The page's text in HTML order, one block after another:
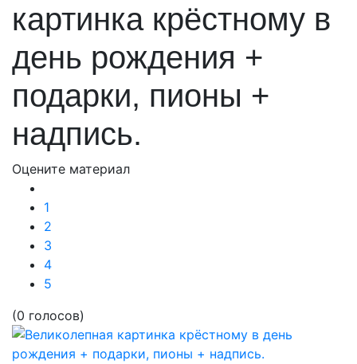
картинка крёстному в
день рождения +
подарки, пионы +
надпись.
Оцените материал
1
2
3
4
5
(0 голосов)